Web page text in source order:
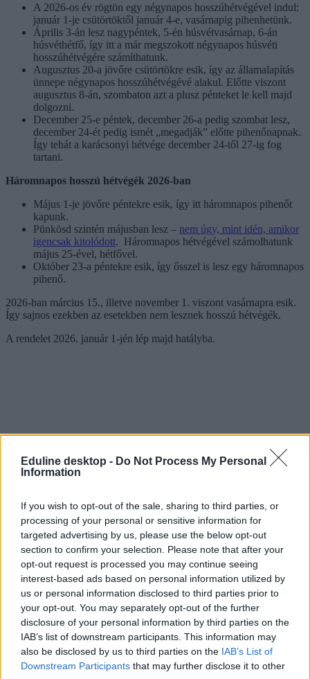
Eduline desktop - Do Not Process My Personal
Information
If you wish to opt-out of the sale, sharing to third parties, or
processing of your personal or sensitive information for
targeted advertising by us, please use the below opt-out
section to confirm your selection. Please note that after your
opt-out request is processed you may continue seeing
interest-based ads based on personal information utilized by
us or personal information disclosed to third parties prior to
your opt-out. You may separately opt-out of the further
disclosure of your personal information by third parties on the
IAB’s list of downstream participants. This information may
also be disclosed by us to third parties on the IAB’s List of
Downstream Participants that may further disclose it to other
A 2026-os év rögtön egy négynapos hosszúhétvégével indul:
január 1-je csütörtöktől január 4-e, vasárnapig pihenhetünk.
Április 3-án lesz nagypéntek, 5-én húsvétvasárnap, 6-án
húsvéthétfő, így itt a már megszokott négynapos húsvéti
hosszúhétvégére számíthatunk.
Augusztus 20-a jövőre csütörtökre esik, így az államalapítás
ünnepe négynapos hosszúhétvégévé alakul. Előtte viszont
augusztus 8-án, szombaton azt a plusz pénteket le kell majd
dolgozni.
December 25-e péntek, december 26-a pedig szombat lesz,
december 24-ét pedig ismét „megadják” előtte pihenőnapnak.
Így tehát a karácsonyi hétvége december 24-től 27-ig fog
tartani.
Háromnapos hosszú hétvégék 2026-ban
Május 1-je jövőre péntekre esik, így itt háromnapos pihenőt
kapunk.
Pünkösd szintén májusban lesz – nem úgy, mint idén, amikor
igencsak kitolódott. Háromnapos hétvégével számolhatunk
május 25-ével, hétfővel.
Október 23-a péntekre esik, így ősszel is lesz egy háromnapos
pihenő.
2026-ban március 15., illetve november 1. viszont vasárnapra esik.
Így sajnos ezekben az esetekben nem lesznek hosszú hétvégék.
A rendelet 2026. január 1-jén lép majd hatályba.